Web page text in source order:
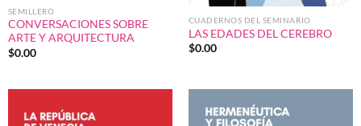
SEMILLERO
CONVERSACIONES SOBRE
ARTE Y ARQUITECTURA
$0.00
CUADERNOS DEL SEMINARIO
LAS EDADES DEL CEREBRO
$0.00